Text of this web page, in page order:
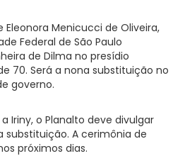
Eleonora Menicucci de Oliveira,
Federal de São Paulo
de Dilma no presídio
70. Será a nona substituição no
governo.
Iriny, o Planalto deve divulgar
A cerimônia de
próximos dias.